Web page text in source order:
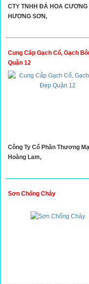
CTY TNHH ĐÁ HOA CƯƠNG
HƯƠNG SƠN,
Cung Cấp Gạch Cổ, Gạch
Quận 12
Công Ty Cổ Phần Thương
Hoàng Lam,
Sơn Chống Cháy